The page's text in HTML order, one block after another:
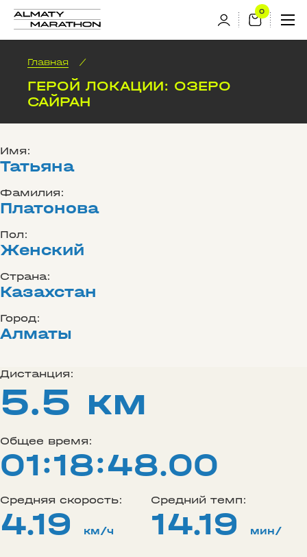
Главная /
ГЕРОЙ ЛОКАЦИИ: ОЗЕРО
САЙРАН
Имя:
Татьяна
Фамилия:
Платонова
Пол:
Женский
Страна:
Казахстан
Город:
Алматы
Дистанция:
5.5 км
Общее время:
01:18:48.00
Средняя скорость:
4.19 км/ч
Средний темп:
14.19 мин/